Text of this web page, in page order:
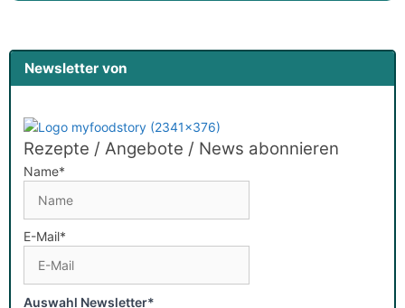
Newsletter von
Rezepte / Angebote / News abonnieren
Name*
E-Mail*
Auswahl Newsletter*